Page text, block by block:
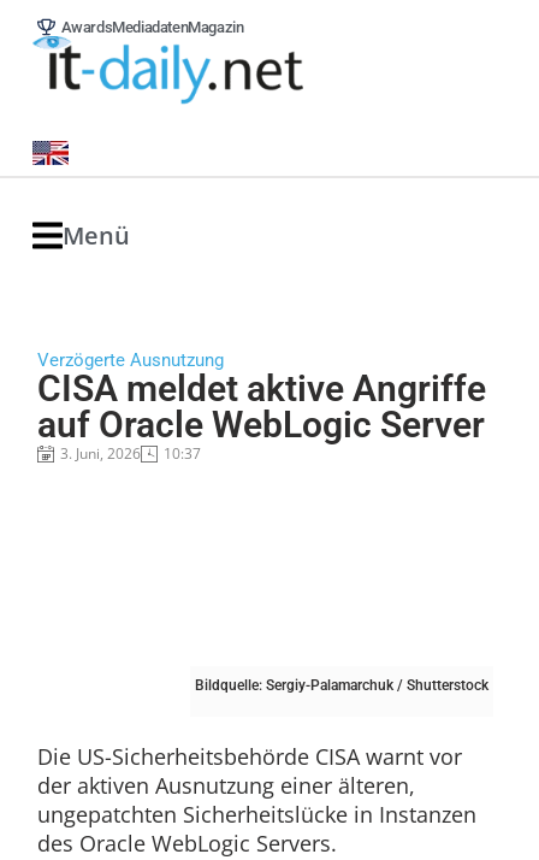
AwardsMediadatenMagazin
Menü
Verzögerte Ausnutzung
CISA meldet aktive Angriffe
auf Oracle WebLogic Server
3. Juni, 2026 10:37
Bildquelle: Sergiy-Palamarchuk / Shutterstock
Die US-Sicherheitsbehörde CISA warnt vor
der aktiven Ausnutzung einer älteren,
ungepatchten Sicherheitslücke in Instanzen
des Oracle WebLogic Servers.